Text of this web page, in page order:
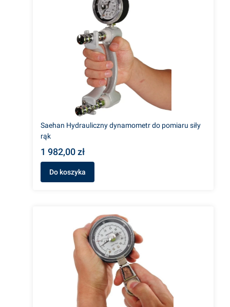
Saehan Hydrauliczny dynamometr do pomiaru siły
rąk
1 982,00 zł
Do koszyka